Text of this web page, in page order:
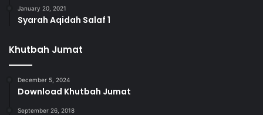
January 20, 2021
Syarah Aqidah Salaf 1
Khutbah Jumat
December 5, 2024
Download Khutbah Jumat
September 26, 2018